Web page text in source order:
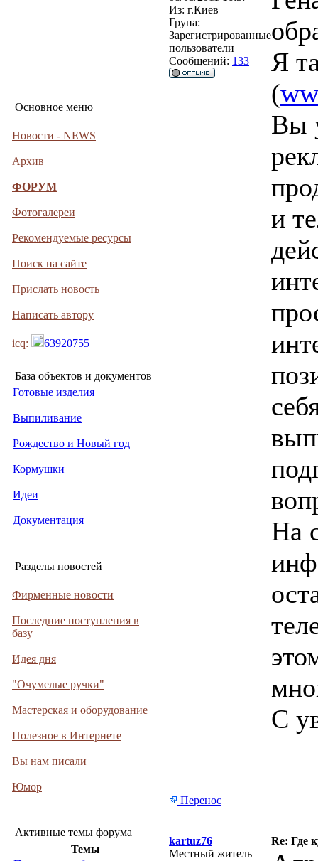
Основное меню
Новости - NEWS
Архив
ФОРУМ
Фотогалереи
Рекомендуемые ресурсы
Поиск на сайте
Прислать новость
Написать автору
icq: 63920755
База объектов и документов
Готовые изделия
Выпиливание
Рождество и Новый год
Кормушки
Идеи
Документация
Разделы новостей
Фирменные новости
Последние поступления в
базу
Идея дня
"Очумелые ручки"
Мастерская и оборудование
Полезное в Интернете
Вы нам писали
Юмор
Активные темы форума
Темы
Из: г.Киев
Група:
Зарегистрированные
пользователи
Сообщений: 133
Я
(
Вы
и
На
С
Перенос
kartuz76
Re: Где
Местный житель